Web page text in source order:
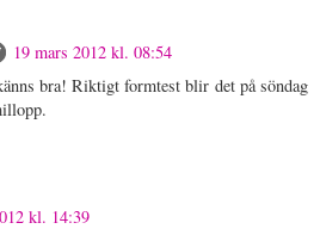
19 mars 2012 kl. 08:54
bra! Riktigt formtest blir det på söndag
kl. 14:39